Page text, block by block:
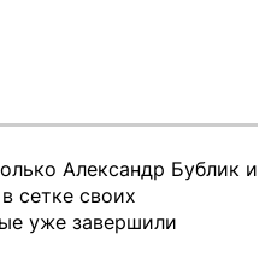
Александр Бублик и
сетке своих
уже завершили